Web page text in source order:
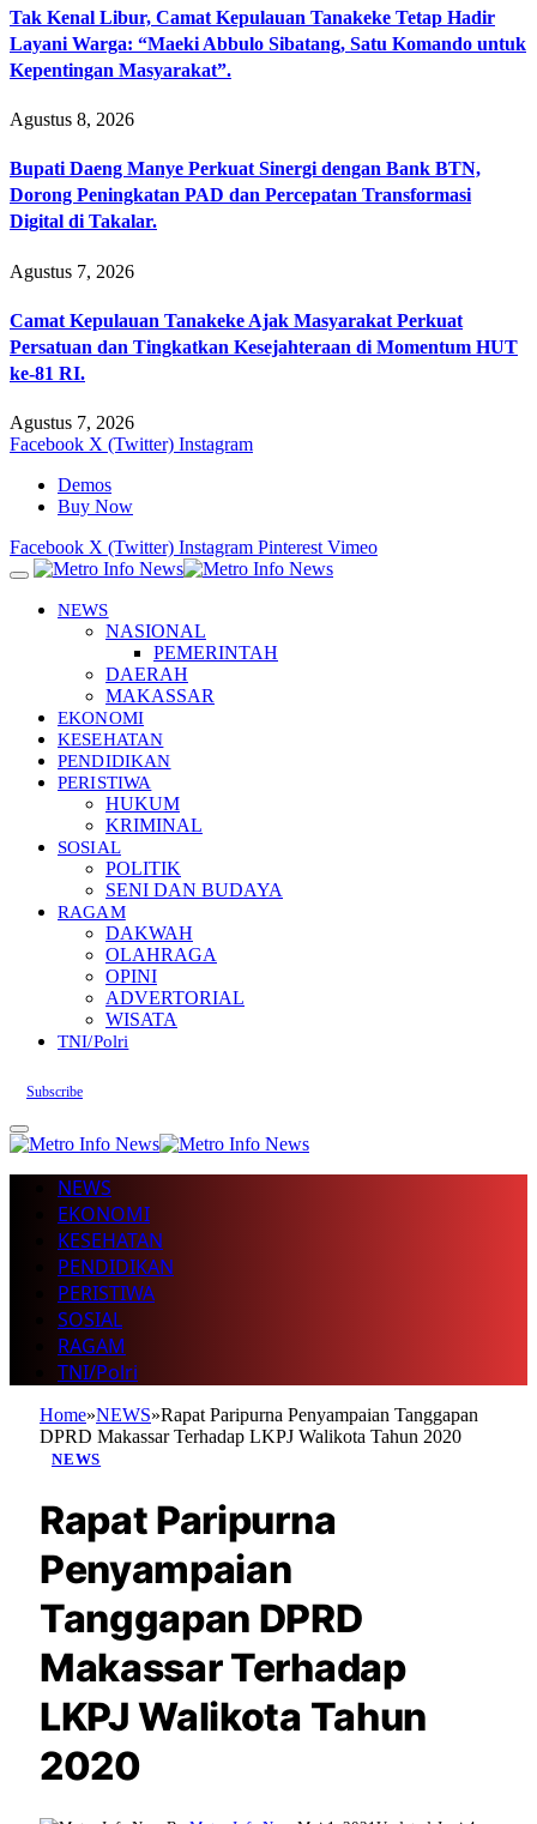
Tak Kenal Libur, Camat Kepulauan Tanakeke Tetap Hadir
Layani Warga: “Maeki Abbulo Sibatang, Satu Komando untuk
Kepentingan Masyarakat”.
Agustus 8, 2026
Bupati Daeng Manye Perkuat Sinergi dengan Bank BTN,
Dorong Peningkatan PAD dan Percepatan Transformasi
Digital di Takalar.
Agustus 7, 2026
Camat Kepulauan Tanakeke Ajak Masyarakat Perkuat
Persatuan dan Tingkatkan Kesejahteraan di Momentum HUT
ke-81 RI.
Agustus 7, 2026
Facebook X (Twitter) Instagram
Demos
Buy Now
Facebook X (Twitter) Instagram Pinterest Vimeo
NEWS
NASIONAL
PEMERINTAH
DAERAH
MAKASSAR
EKONOMI
KESEHATAN
PENDIDIKAN
PERISTIWA
HUKUM
KRIMINAL
SOSIAL
POLITIK
SENI DAN BUDAYA
RAGAM
DAKWAH
OLAHRAGA
OPINI
ADVERTORIAL
WISATA
TNI/Polri
Subscribe
NEWS
EKONOMI
KESEHATAN
PENDIDIKAN
PERISTIWA
SOSIAL
RAGAM
TNI/Polri
Home»NEWS»Rapat Paripurna Penyampaian Tanggapan
DPRD Makassar Terhadap LKPJ Walikota Tahun 2020
NEWS
Rapat Paripurna
Penyampaian
Tanggapan DPRD
Makassar Terhadap
LKPJ Walikota Tahun
2020